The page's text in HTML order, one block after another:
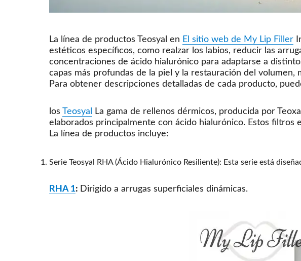
La línea de productos Teosyal en El sitio web de My Lip Filler
estéticos específicos, como realzar los labios, reducir las
concentraciones de ácido hialurónico para adaptarse a
capas más profundas de la piel y la restauración del
Para obtener descripciones detalladas de cada producto,
los Teosyal
La gama de rellenos dérmicos, producida por
elaborados principalmente con ácido hialurónico. Estos
La línea de productos incluye:
Serie Teosyal RHA (Ácido Hialurónico Resiliente): Esta serie está
RHA 1: Dirigido a arrugas superficiales dinámicas.